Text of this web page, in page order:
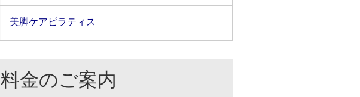
美脚ケアピラティス
料金のご案内